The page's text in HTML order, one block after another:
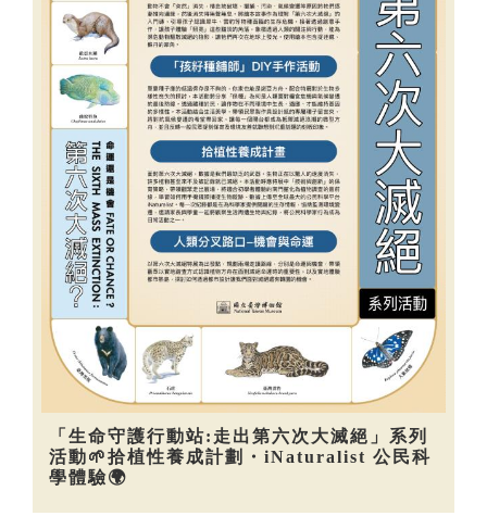
「生命守護行動站:走出第六次大滅絕」系列
活動🌱拾植性養成計劃・iNaturalist 公民科
學體驗🌍